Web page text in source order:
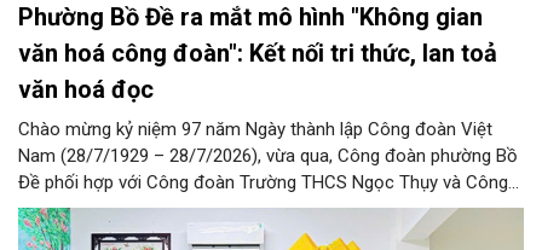
Phường Bồ Đề ra mắt mô hình "Không gian
văn hoá công đoàn": Kết nối tri thức, lan toả
văn hoá đọc
Chào mừng kỷ niệm 97 năm Ngày thành lập Công đoàn Việt
Nam (28/7/1929 – 28/7/2026), vừa qua, Công đoàn phường Bồ
Đề phối hợp với Công đoàn Trường THCS Ngọc Thụy và Công
đoàn Trường Tiểu học Ái Mộ B tổ chức Lễ ra mắt Mô hình
“Không gian văn hóa công đoàn”.